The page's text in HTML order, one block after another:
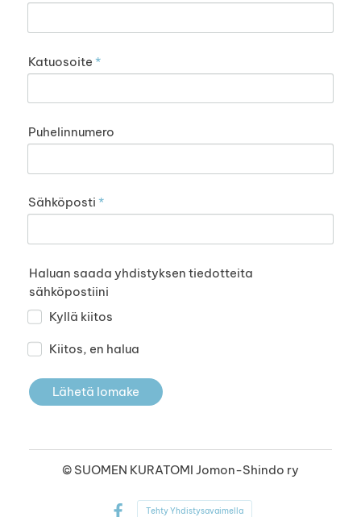
Katuosoite *
Puhelinnumero
Sähköposti *
Haluan saada yhdistyksen tiedotteita
sähköpostiini
Kyllä kiitos
Kiitos, en halua
Lähetä lomake
© SUOMEN KURATOMI Jomon-Shindo ry
Tehty Yhdistysavaimella